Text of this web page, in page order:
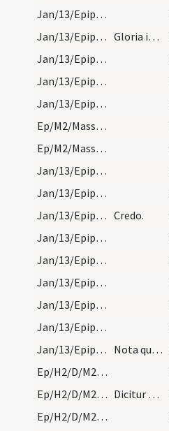
Jan/13/Epiphania (Octava)/M2/Mass Propers
Jan/13/Epiphania (Octava)/M2/Mass Propers
Gloria in excelsis Deo.
Jan/13/Epiphania (Octava)/M2/Mass Propers
Jan/13/Epiphania (Octava)/M2/Mass Propers
Jan/13/Epiphania (Octava)/M2/Mass Propers
Ep/M2/Mass Propers
Ep/M2/Mass Propers
Jan/13/Epiphania (Octava)/M2/Mass Propers
Jan/13/Epiphania (Octava)/M2/Mass Propers
Jan/13/Epiphania (Octava)/M2/Mass Propers Credo.
Jan/13/Epiphania (Octava)/M2/Mass Propers
Jan/13/Epiphania (Octava)/M2/Mass Propers
Jan/13/Epiphania (Octava)/M2/Mass Propers
Jan/13/Epiphania (Octava)/M2/Mass Propers
Jan/13/Epiphania (Octava)/M2/Mass Propers
Jan/13/Epiphania (Octava)/M2/Mass Propers
Nota quod si officia dominicalia non possint prop…
Ep/H2/D/M2/Mass Propers
Ep/H2/D/M2/Mass Propers
Dicitur Gloria in excelsis Deo.
Ep/H2/D/M2/Mass Propers